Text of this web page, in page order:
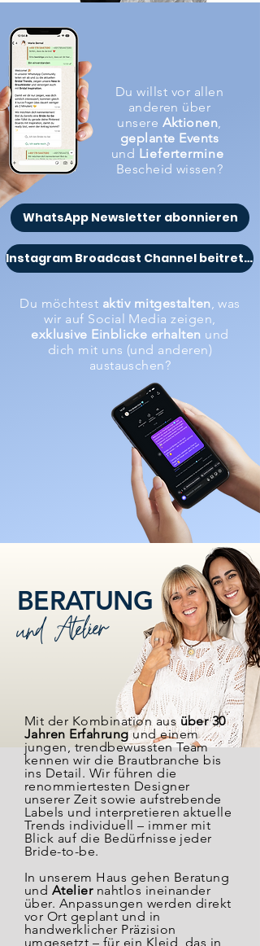
Du willst vor allen
anderen über
unsere Aktionen,
geplante Events
und Liefertermine
Bescheid wissen?
WhatsApp Newsletter abonnieren
Instagram Broadcast Channel beitreten
Du möchtest aktiv mitgestalten, was
wir auf Social Media zeigen,
exklusive Einblicke erhalten und
dich mit uns (und anderen)
austauschen?
BERATUNG
und Atelier
Mit der Kombination ausüber 30
Jahren Erfahrungund einem
jungen, trendbewussten Team
kennen wir die Brautbranche bis
ins Detail. Wir führen die
renommiertesten Designer
unserer Zeit sowie aufstrebende
Labels und interpretieren aktuelle
Trends individuell – immer mit
Blick auf die Bedürfnisse jeder
Bride-to-be.
In unserem Haus gehen Beratung
und Atelier nahtlos ineinander
über. Anpassungen werden direkt
vor Ort geplant und in
handwerklicher Präzision
umgesetzt – für ein Kleid, das in